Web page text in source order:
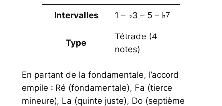
Intervalles 1 – ♭3 – 5 – ♭7
Type
Tétrade (4
notes)
En partant de la fondamentale, l’accord
empile : Ré (fondamentale), Fa (tierce
mineure), La (quinte juste), Do (septième